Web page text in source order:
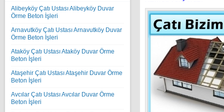
Alibeyköy Çatı Ustası Alibeyköy Duvar
Örme Beton İşleri
Arnavutköy Çatı Ustası Arnavutköy Duvar
Örme Beton İşleri
Ataköy Çatı Ustası Ataköy Duvar Örme
Beton İşleri
Ataşehir Çatı Ustası Ataşehir Duvar Örme
Beton İşleri
Avcılar Çatı Ustası Avcılar Duvar Örme
Beton İşleri